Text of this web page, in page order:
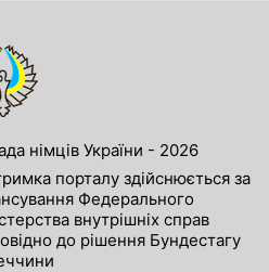
німців України - 2026
порталу здійснюється за
Федерального
внутрішніх справ
до рішення Бундестагу